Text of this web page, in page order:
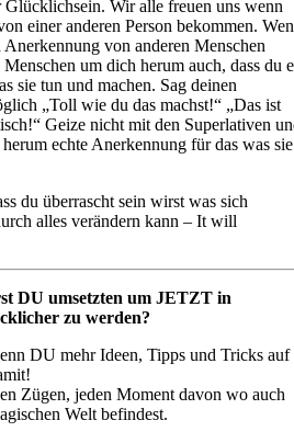
Wir alle freuen uns wenn
einer anderen Person bekommen.
von anderen Menschen
um dich herum auch, dass du
sie tun und machen. Sag deinen
„Toll wie du das machst!“ „Das ist
Geize nicht mit den Superlativen
echte Anerkennung für das was sie
du überrascht sein wirst was sich
alles verändern kann – It will
DU umsetzten um JETZT in
zu werden?
DU mehr Ideen, Tipps und Tricks auf
Zügen, jeden Moment davon wo auch
Welt befindest.